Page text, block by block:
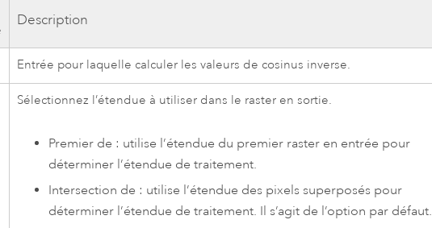
Description
Entrée pour laquelle calculer les valeurs de cosinus inverse.
Sélectionnez l’étendue à utiliser dans le raster en sortie.
Premier de : utilise l’étendue du premier raster en entrée pour
déterminer l’étendue de traitement.
Intersection de : utilise l’étendue des pixels superposés pour
déterminer l’étendue de traitement. Il s’agit de l’option par défaut.